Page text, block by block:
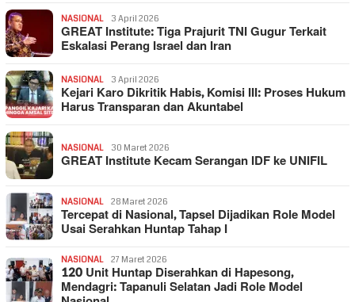
NASIONAL 3 April 2026
GREAT Institute: Tiga Prajurit TNI Gugur Terkait
Eskalasi Perang Israel dan Iran
NASIONAL 3 April 2026
Kejari Karo Dikritik Habis, Komisi III: Proses Hukum
Harus Transparan dan Akuntabel
NASIONAL 30 Maret 2026
GREAT Institute Kecam Serangan IDF ke UNIFIL
NASIONAL 28 Maret 2026
Tercepat di Nasional, Tapsel Dijadikan Role Model
Usai Serahkan Huntap Tahap I
NASIONAL 27 Maret 2026
120 Unit Huntap Diserahkan di Hapesong,
Mendagri: Tapanuli Selatan Jadi Role Model